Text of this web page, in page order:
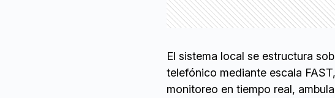
El sistema local se estructura
telefónico mediante escala
monitoreo en tiempo real,